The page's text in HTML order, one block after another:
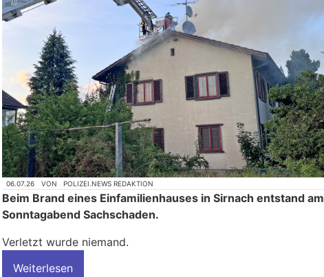
06.07.26 VON POLIZEI.NEWS REDAKTION
Beim Brand eines Einfamilienhauses in Sirnach entstand am
Sonntagabend Sachschaden.
Verletzt wurde niemand.
Weiterlesen